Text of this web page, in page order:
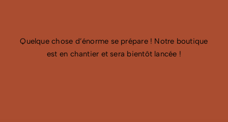
Quelque chose d’énorme se prépare ! Notre boutique
est en chantier et sera bientôt lancée !